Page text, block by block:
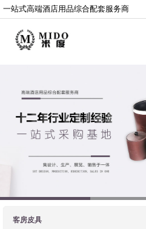
一站式高端酒店用品综合配套服务商
客房皮具